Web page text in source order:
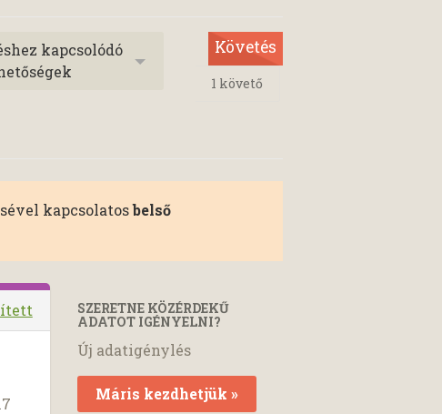
kapcsolódó
Követés
1 követő
kapcsolatosbelső
SZERETNE KÖZÉRDEKŰ
ADATOT IGÉNYELNI?
Új adatigénylés
Máris kezdhetjük »